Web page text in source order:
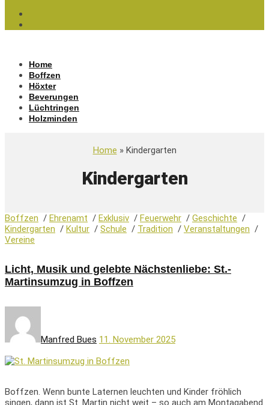
Home
Boffzen
Höxter
Beverungen
Lüchtringen
Holzminden
Home » Kindergarten
Kindergarten
Boffzen / Ehrenamt / Exklusiv / Feuerwehr / Geschichte /
Kindergarten / Kultur / Schule / Tradition / Veranstaltungen /
Vereine
Licht, Musik und gelebte Nächstenliebe: St.-
Martinsumzug in Boffzen
Manfred Bues 11. November 2025
Boffzen. Wenn bunte Laternen leuchten und Kinder fröhlich
singen, dann ist St. Martin nicht weit – so auch am Montagabend